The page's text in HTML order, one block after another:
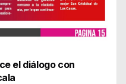
el diálogo con